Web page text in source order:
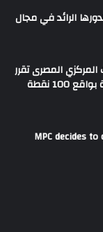
الرائد في مجال
المركزي المصرى تقرر
خفض أسعار العائد الأساسية بواقع 100 نقطة
MPC decides